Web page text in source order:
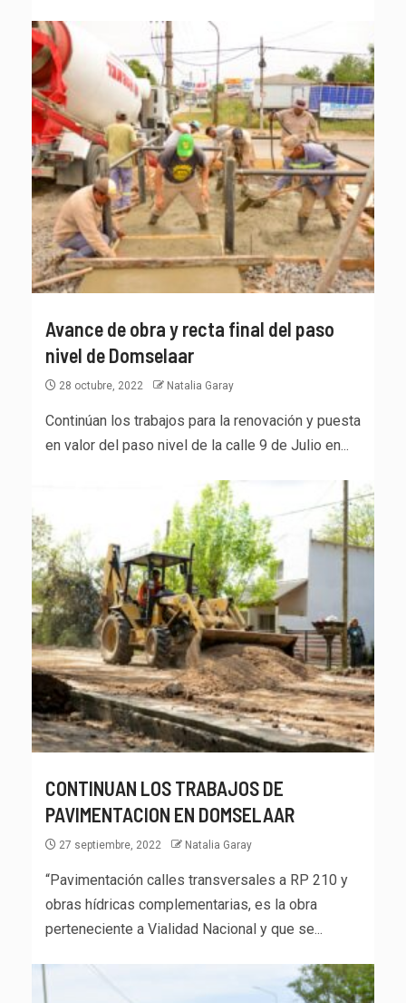
Avance de obra y recta final del paso
nivel de Domselaar
28 octubre, 2022 Natalia Garay
Continúan los trabajos para la renovación y puesta
en valor del paso nivel de la calle 9 de Julio en...
CONTINUAN LOS TRABAJOS DE
PAVIMENTACION EN DOMSELAAR
27 septiembre, 2022 Natalia Garay
“Pavimentación calles transversales a RP 210 y
obras hídricas complementarias, es la obra
perteneciente a Vialidad Nacional y que se...